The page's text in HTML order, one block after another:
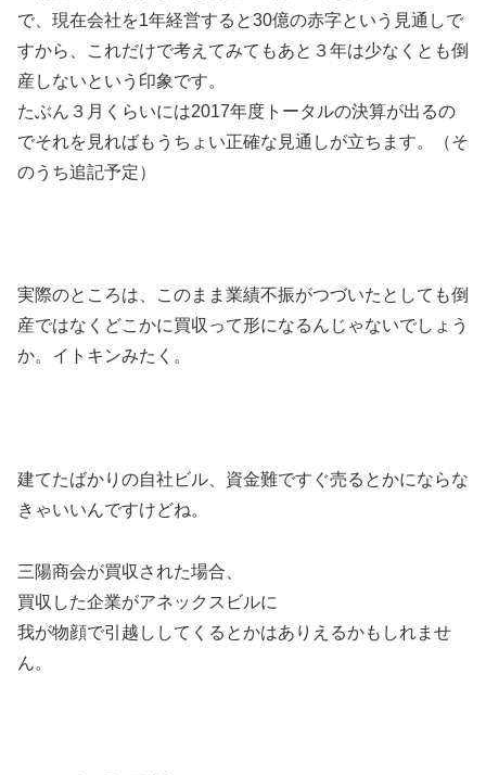
で、現在会社を1年経営すると30億の赤字という見通しで
すから、これだけで考えてみてもあと３年は少なくとも倒
産しないという印象です。
たぶん３月くらいには2017年度トータルの決算が出るの
でそれを見ればもうちょい正確な見通しが立ちます。（そ
のうち追記予定）
実際のところは、このまま業績不振がつづいたとしても倒
産ではなくどこかに買収って形になるんじゃないでしょう
か。イトキンみたく。
建てたばかりの自社ビル、資金難ですぐ売るとかにならな
きゃいいんですけどね。
三陽商会が買収された場合、
買収した企業がアネックスビルに
我が物顔で引越ししてくるとかはありえるかもしれませ
ん。